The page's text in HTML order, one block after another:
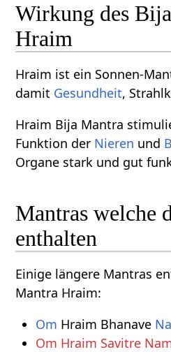
Wirkung des
Hraim
Hraim ist ein Sonnen-
damit Gesundheit,
Hraim Bija Mantra
Funktion der Nieren und
Organe stark und gut
Mantras welche
enthalten
Einige längere Mantras
Mantra Hraim:
Om Hraim Bhanave
Om Hraim Savitre